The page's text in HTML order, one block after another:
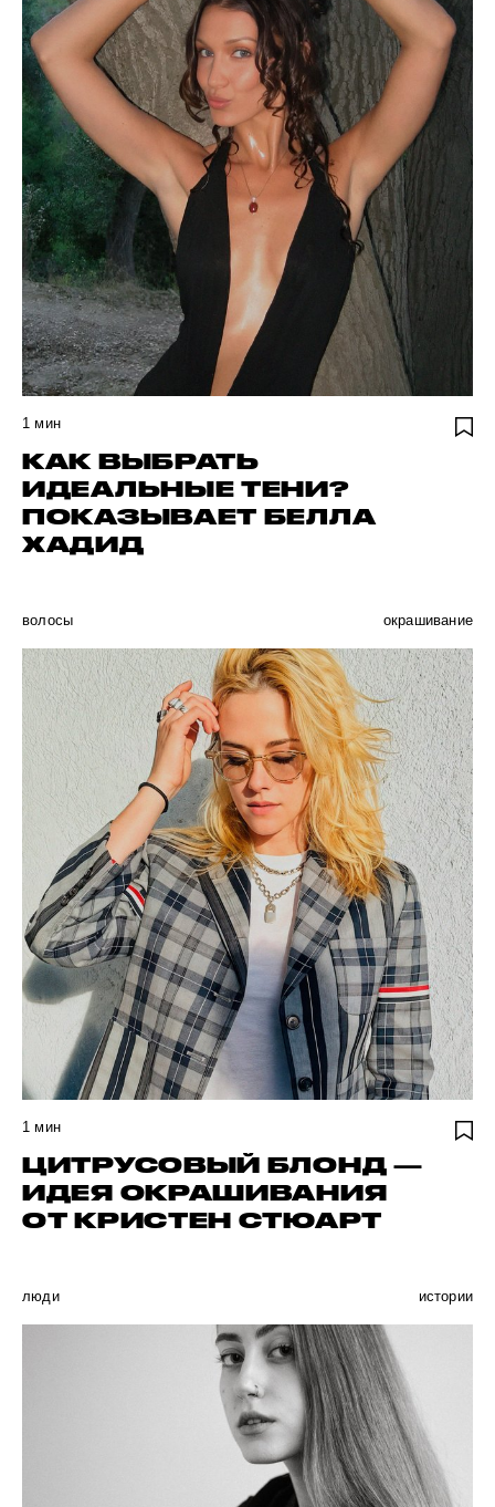
1 мин
КАК ВЫБРАТЬ
ИДЕАЛЬНЫЕ ТЕНИ?
ПОКАЗЫВАЕТ БЕЛЛА
ХАДИД
волосы окрашивание
1 мин
ЦИТРУСОВЫЙ БЛОНД —
ИДЕЯ ОКРАШИВАНИЯ
ОТ КРИСТЕН СТЮАРТ
люди истории